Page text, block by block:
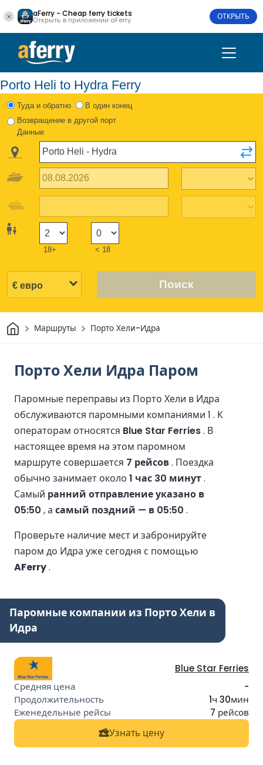
aFerry - Cheap ferry tickets
Открыть в приложении aFerry ОТКРЫТЬ
Porto Heli to Hydra Ferry
Туда и обратно
В один конец
Возвращение в другой порт
Данные
18+ < 18
Поиск
ДомМаршруты Порто Хели-Идра
Порто Хели Идра Паром
Паромные переправы из Порто Хели в Идра
обслуживаются паромными компаниями 1 . К
операторам относятся Blue Star Ferries. В
настоящее время на этом паромном
маршруте совершается 7 рейсов. Поездка
обычно занимает около 1 час 30 минут.
Самый ранний отправление указано в
05:50 , а самый поздний — в 05:50 .
Проверьте наличие мест и забронируйте
паром до Идра уже сегодня с помощью
AFerry.
Паромные компании из Порто Хели в
Идра
Blue Star Ferries
-
1ч 30мин
7 рейсов
Узнать цену